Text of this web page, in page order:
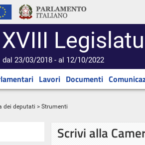
XVIII
dal 23/03/2018 - al 12/10/2022
Lavori Documenti
dei deputati > Strumenti
Scrivi alla